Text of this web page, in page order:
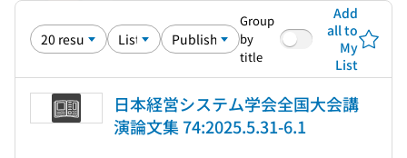
Group
by
title
Add
all to
My
List
日本経営システム学会全国大会講
演論文集 74:2025.5.31-6.1